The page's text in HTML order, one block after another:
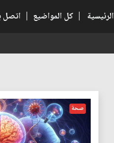
الرئيسية | كل المواضيع | اتصل
صحة